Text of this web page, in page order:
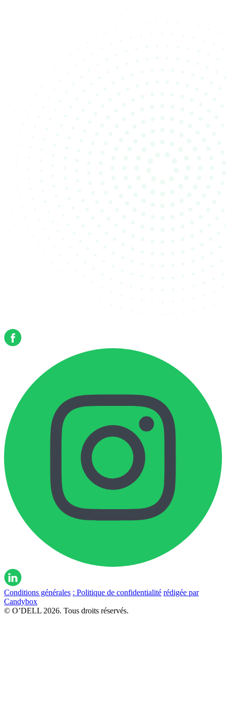
Conditions générales : Politique de confidentialité rédigée par
Candybox
© O’DELL 2026. Tous droits réservés.